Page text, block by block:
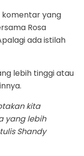
komentar yang
Rosa
ada istilah
lebih tinggi atau
kita
yang lebih
Shandy